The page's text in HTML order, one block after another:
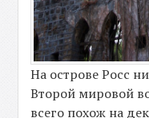
На острове Росс
Второй мировой
всего похож на